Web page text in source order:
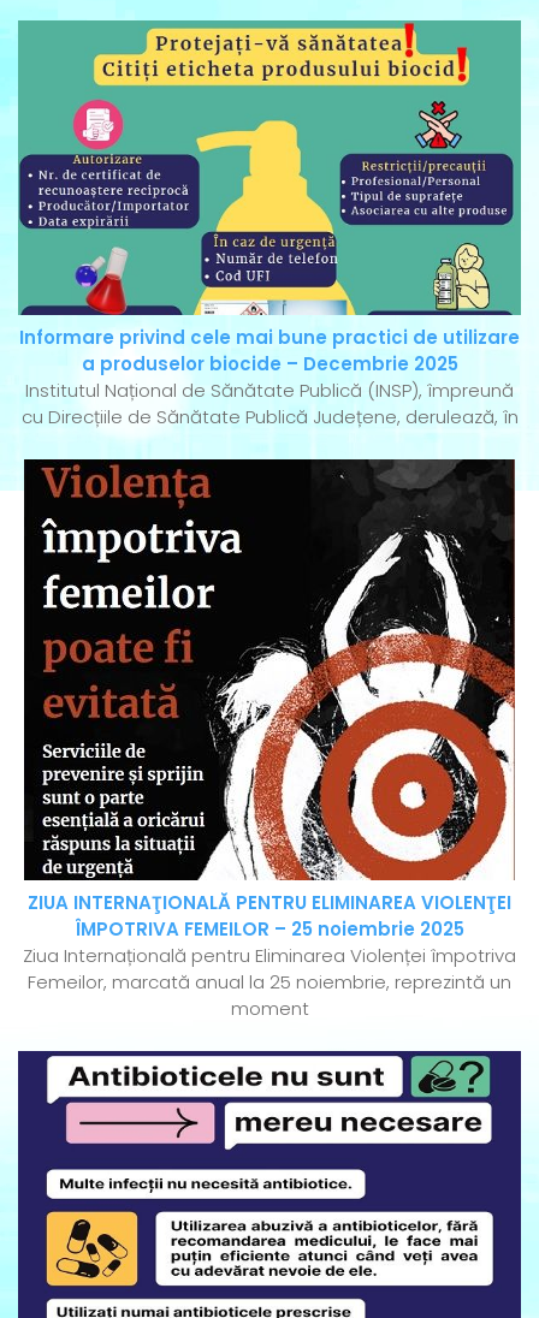
Informare privind cele mai bune practici de utilizare
a produselor biocide – Decembrie 2025
Institutul Național de Sănătate Publică (INSP), împreună
cu Direcțiile de Sănătate Publică Județene, derulează, în
ZIUA INTERNAŢIONALĂ PENTRU ELIMINAREA VIOLENŢEI
ÎMPOTRIVA FEMEILOR – 25 noiembrie 2025
Ziua Internațională pentru Eliminarea Violenței împotriva
Femeilor, marcată anual la 25 noiembrie, reprezintă un
moment